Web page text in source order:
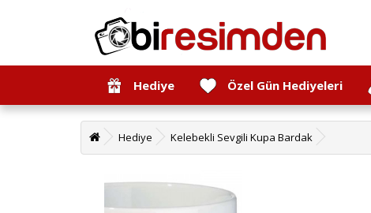
Hediye Özel Gün Hediyeleri
Hediye Kelebekli Sevgili Kupa Bardak